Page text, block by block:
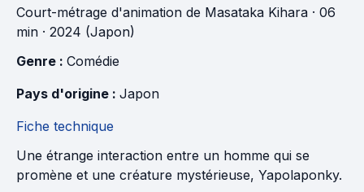
Court-métrage d'animation de Masataka Kihara · 06
min · 2024 (Japon)
Genre : Comédie
Pays d'origine : Japon
Fiche technique
Une étrange interaction entre un homme qui se
promène et une créature mystérieuse, Yapolaponky.